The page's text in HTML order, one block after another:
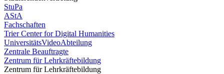
StuPa
AStA
Fachschaften
Trier Center for Digital Humanities
UniversitätsVideoAbteilung
Zentrale Beauftragte
Zentrum für Lehrkräftebildung
Zentrum für Lehrkräftebildung